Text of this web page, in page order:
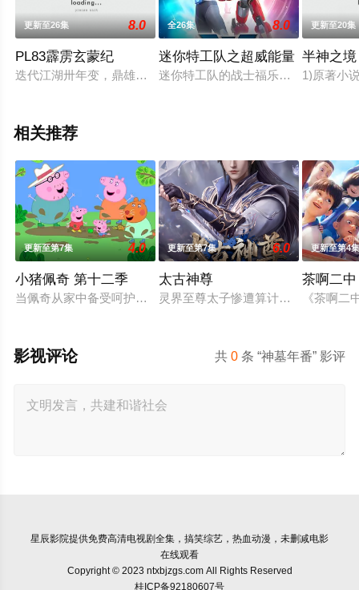
更新至26集 8.0
PL83霹雳玄蒙纪
迭代江湖卅年变，鼎雄分峙孤罗命；无欲侠途风波恶，一剑忘然
全26集 8.0
迷你特工队之超威能量
迷你特工队的战士福乐失忆后来到了
更新至20集
半神之境
1)原著小
相关推荐
更新至第7集 4.0
小猪佩奇 第十二季
当佩奇从家中备受呵护的'小妹妹'一跃成为肩负责任的'大姐姐'，
更新至第7集 6.0
太古神尊
灵界至尊太子惨遭算计身死，重生跌
更新至第4
茶啊二
《茶啊二
共0 条 “神墓年番” 影评
影视评论
星辰影院提供免费高清电视剧全集，搞笑综艺，热血动漫，未删减电影
在线观看
Copyright © 2023 ntxbjzgs.com All Rights Reserved
桂ICP备92180607号